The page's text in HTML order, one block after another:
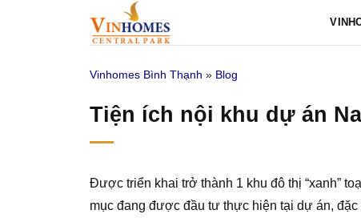
Vinhomes Bình Thạnh » Blog
Tiện ích nội khu dự án
Được triển khai trở thành 1 khu đô thị “xanh”
mục đang được đầu tư thực hiện tại dự án,